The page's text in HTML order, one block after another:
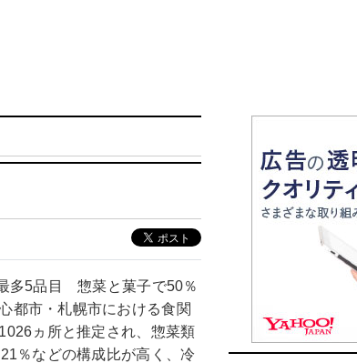
多5品目 惣菜と菓子で50％
都市・札幌市における食関
ヵ所と推定され、惣菜類
％などの構成比が高く、冷